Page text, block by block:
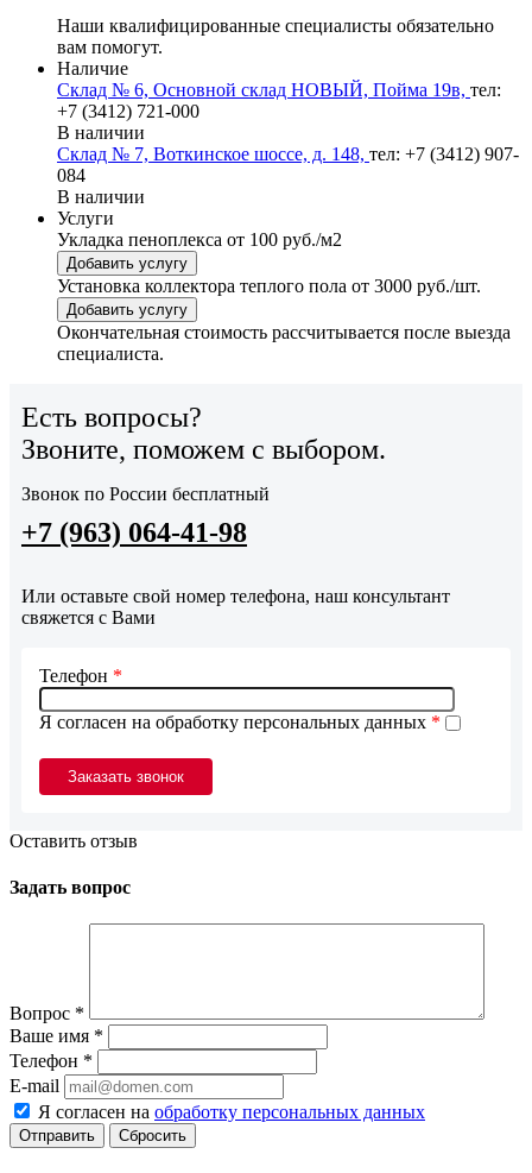
Наши квалифицированные специалисты обязательно
вам помогут.
Наличие
Склад № 6, Основной склад НОВЫЙ, Пойма 19в, тел:
+7 (3412) 721-000
В наличии
Склад № 7, Воткинское шоссе, д. 148, тел: +7 (3412) 907-
084
В наличии
Услуги
Укладка пеноплекса от 100 руб./м2
Добавить услугу
Установка коллектора теплого пола от 3000 руб./шт.
Добавить услугу
Окончательная стоимость рассчитывается после выезда
специалиста.
Есть вопросы?
Звоните, поможем с выбором.
Звонок по России бесплатный
+7 (963) 064-41-98
Или оставьте свой номер телефона, наш консультант
свяжется с Вами
Я согласен на обработку персональных данных *
Телефон *
Оставить отзыв
Задать вопрос
Вопрос *
Ваше имя *
Телефон *
E-mail
Я согласен на обработку персональных данных
Сбросить